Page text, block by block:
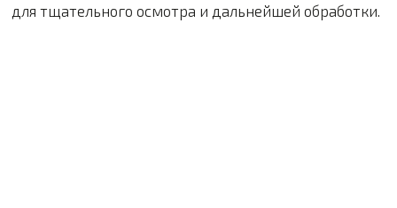
для тщательного осмотра и дальнейшей обработки.